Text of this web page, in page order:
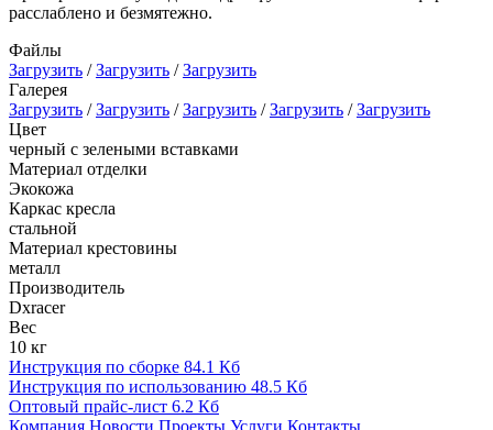
расслаблено и безмятежно.
Файлы
Загрузить /Загрузить /Загрузить
Галерея
Загрузить /Загрузить /Загрузить /Загрузить /Загрузить
Цвет
черный с зелеными вставками
Материал отделки
Экокожа
Каркас кресла
стальной
Материал крестовины
металл
Производитель
Dxracer
Вес
10 кг
Инструкция по сборке 84.1 Кб
Инструкция по использованию 48.5 Кб
Оптовый прайс-лист 6.2 Кб
Компания Новости Проекты Услуги Контакты